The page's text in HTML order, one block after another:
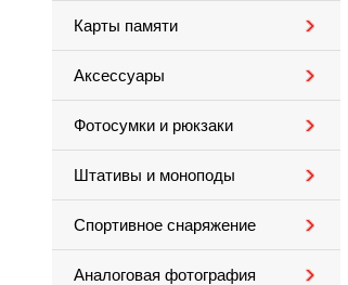
Карты памяти
Аксессуары
Фотосумки и рюкзаки
Штативы и моноподы
Спортивное снаряжение
Аналоговая фотография